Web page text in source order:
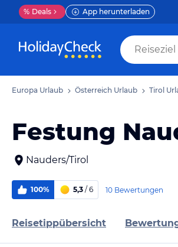
% Deals App herunterladen
Europa Urlaub Österreich Urlaub Tirol
Festung
Nauders/Tirol
100% 5,3 / 6 10 Bewertungen
Reisetippübersicht